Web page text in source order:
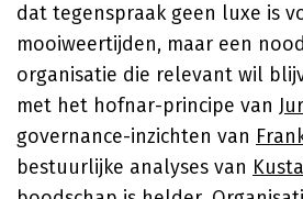
dat tegenspraak geen luxe is
mooiweertijden, maar een
organisatie die relevant wil
met het hofnar-principe van
governance-inzichten van
bestuurlijke analyses van